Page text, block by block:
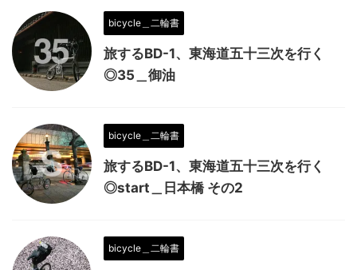
bicycle＿二輪書
旅するBD-1、東海道五十三次を行く
◎35＿御油
bicycle＿二輪書
旅するBD-1、東海道五十三次を行く
◎start＿日本橋 その2
bicycle＿二輪書